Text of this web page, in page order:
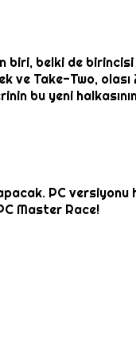
biri, belki de
Take-Two, olası
bu yeni
PC
Master Race!